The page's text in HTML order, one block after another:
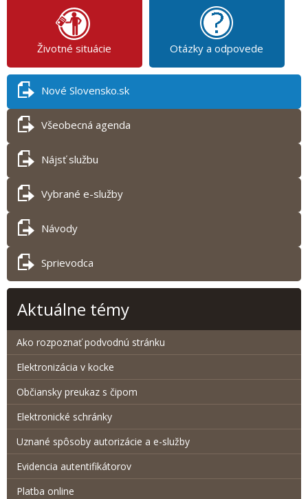
Životné situácie Otázky a odpovede
Nové Slovensko.sk
Všeobecná agenda
Nájsť službu
Vybrané e-služby
Návody
Sprievodca
Aktuálne témy
Ako rozpoznať podvodnú stránku
Elektronizácia v kocke
Občiansky preukaz s čipom
Elektronické schránky
Uznané spôsoby autorizácie a e-služby
Evidencia autentifikátorov
Platba online